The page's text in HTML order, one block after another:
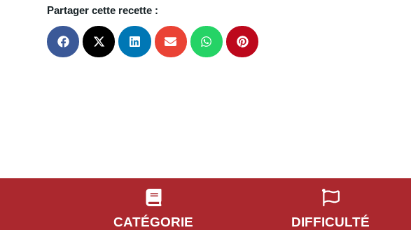
Partager cette recette :
CATÉGORIE DIFFICULTÉ